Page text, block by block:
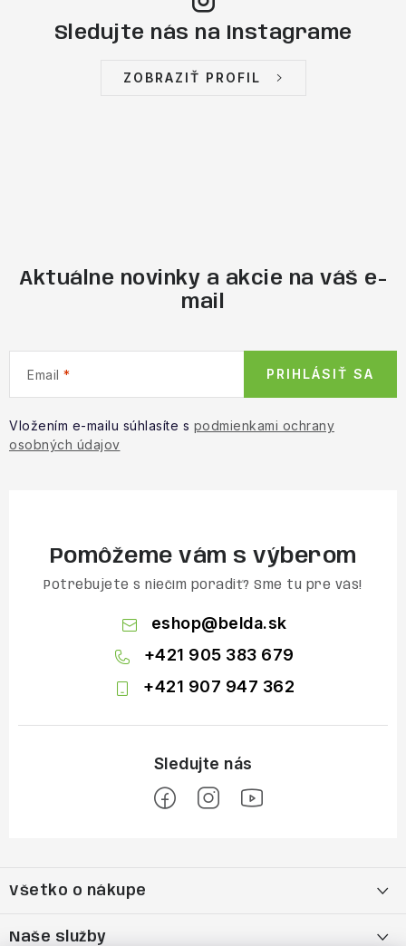
Sledujte nás na Instagrame
ZOBRAZIŤ PROFIL
Aktuálne novinky a akcie na váš e-
mail
Email
Vložením e-mailu súhlasíte s podmienkami ochrany
osobných údajov
PRIHLÁSIŤ SA
Pomôžeme vám s výberom
Potrebujete s niečím poradiť? Sme tu pre vás!
eshop@belda.sk
+421 905 383 679
+421 907 947 362
p
ä
Všetko o nákupe
Naše služby